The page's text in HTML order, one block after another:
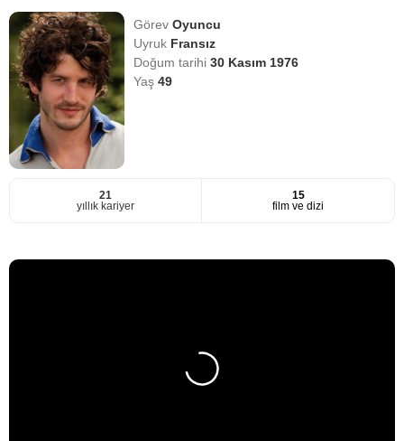
GörevOyuncu
Uyruk Fransız
Doğum tarihi30 Kasım 1976
Yaş49
21
yıllık kariyer
15
film ve dizi